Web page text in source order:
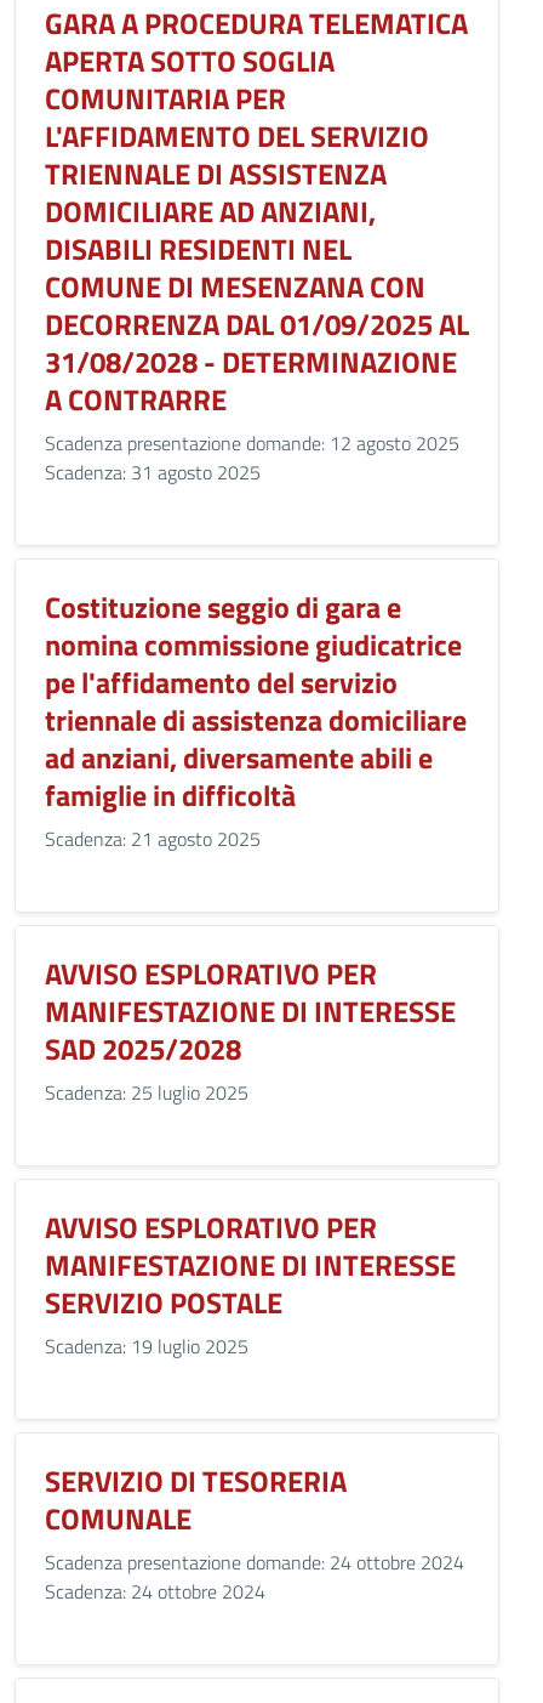
GARA A PROCEDURA TELEMATICA
APERTA SOTTO SOGLIA
COMUNITARIA PER
L'AFFIDAMENTO DEL SERVIZIO
TRIENNALE DI ASSISTENZA
DOMICILIARE AD ANZIANI,
DISABILI RESIDENTI NEL
COMUNE DI MESENZANA CON
DECORRENZA DAL 01/09/2025 AL
31/08/2028 - DETERMINAZIONE
A CONTRARRE
Scadenza presentazione domande: 12 agosto 2025
Scadenza: 31 agosto 2025
Costituzione seggio di gara e
nomina commissione giudicatrice
pe l'affidamento del servizio
triennale di assistenza domiciliare
ad anziani, diversamente abili e
famiglie in difficoltà
Scadenza: 21 agosto 2025
AVVISO ESPLORATIVO PER
MANIFESTAZIONE DI INTERESSE
SAD 2025/2028
Scadenza: 25 luglio 2025
AVVISO ESPLORATIVO PER
MANIFESTAZIONE DI INTERESSE
SERVIZIO POSTALE
Scadenza: 19 luglio 2025
SERVIZIO DI TESORERIA
COMUNALE
Scadenza presentazione domande: 24 ottobre 2024
Scadenza: 24 ottobre 2024